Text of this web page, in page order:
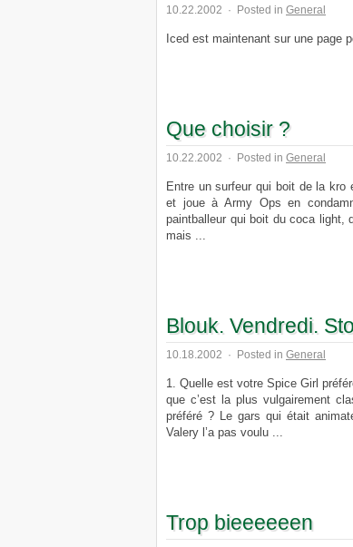
10.22.2002 · Posted in General
Iced est maintenant sur une page
Que choisir ?
10.22.2002 · Posted in General
Entre un surfeur qui boit de la
et joue à Army Ops en
paintballeur qui boit du coca light,
mais ...
Blouk. Vendredi.
10.18.2002 · Posted in General
1. Quelle est votre Spice Girl
que c’est la plus vulgairement
préféré ? Le gars qui était
Valery l’a pas voulu ...
Trop bieeeeeen